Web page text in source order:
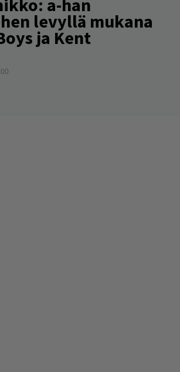
a-han
levyllä mukana
ja Kent